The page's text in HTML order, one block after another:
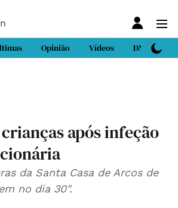
Opinião Vídeos DN Sport
após infeção
da Santa Casa de Arcos de
no dia 30".